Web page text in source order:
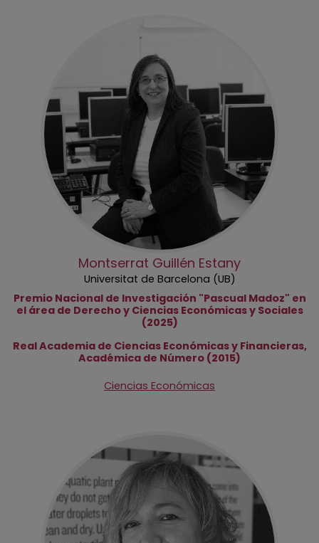
Montserrat Guillén Estany
Universitat de Barcelona (UB)
Premio Nacional de Investigación "Pascual Madoz" en
el área de Derecho y Ciencias Económicas y Sociales
(2025)
Real Academia de Ciencias Económicas y Financieras,
Académica de Número (2015)
Ciencias Económicas